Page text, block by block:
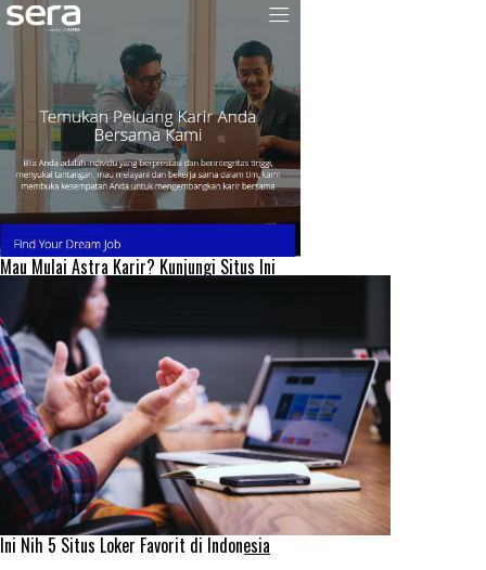
Mau Mulai Astra Karir? Kunjungi Situs Ini
Ini Nih 5 Situs Loker Favorit di Indonesia